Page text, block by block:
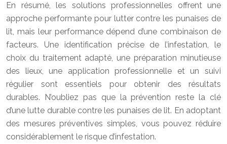
En résumé, les solutions professionnelles offrent une
approche performante pour lutter contre les punaises de
lit, mais leur performance dépend d’une combinaison de
facteurs. Une identification précise de l’infestation, le
choix du traitement adapté, une préparation minutieuse
des lieux, une application professionnelle et un suivi
régulier sont essentiels pour obtenir des résultats
durables. N’oubliez pas que la prévention reste la clé
d’une lutte durable contre les punaises de lit. En adoptant
des mesures préventives simples, vous pouvez réduire
considérablement le risque d’infestation.